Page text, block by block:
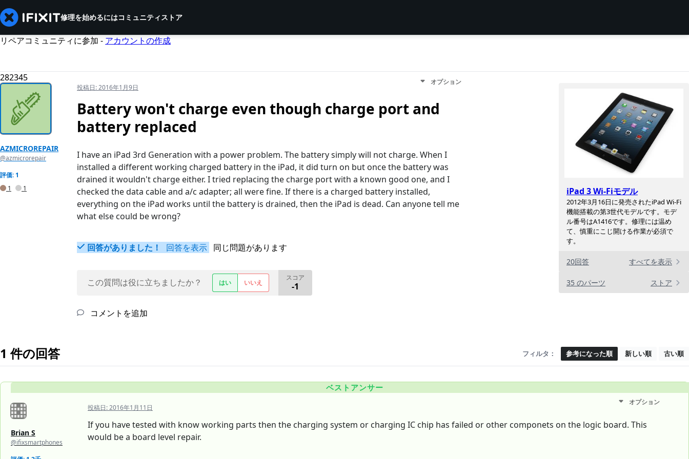
修理を始めるにはコミュニティストア
リペアコミュニティに参加 - アカウントの作成
282345
iPad 3 Wi-Fiモデル
2012年3月16日に発売されたiPad Wi-Fi
機能搭載の第3世代モデルです。モデ
ル番号はA1416です。修理には温め
て、慎重にこじ開ける作業が必須で
す。
20回答 すべてを表示
35 のパーツ ストア
AZMICROREPAIR
@azmicrorepair
評価: 1
1
1
投稿日:2016年1月9日
オプション
Battery won't charge even though charge port and
battery replaced
I have an iPad 3rd Generation with a power problem. The battery simply will not charge. When I
installed a different working charged battery in the iPad, it did turn on but once the battery was
drained it wouldn't charge either. I tried replacing the charge port with a known good one, and I
checked the data cable and a/c adapter; all were fine. If there is a charged battery installed,
everything on the iPad works until the battery is drained, then the iPad is dead. Can anyone tell me
what else could be wrong?
回答がありました！ 回答を表示 同じ問題があります
この質問は役に立ちましたか？ はい いいえ
スコア
-1
コメントを追加
1 件の回答 フィルタ： 参考になった順 新しい順 古い順
ベストアンサー
Brian S
@ifixsmartphones
投稿日:2016年1月11日
オプション
If you have tested with know working parts then the charging system or charging IC chip has failed or other componets on the logic board. This
would be a board level repair.